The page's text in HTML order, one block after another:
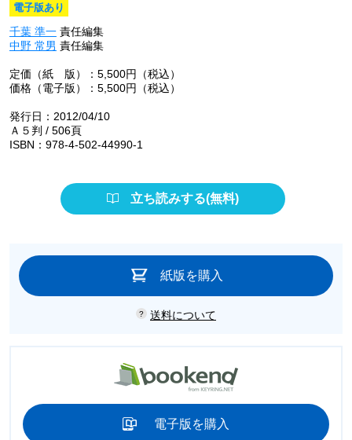
電子版あり
千葉 準一責任編集
中野 常男 責任編集
定価（紙 版）：5,500円（税込）
価格（電子版）：5,500円（税込）
発行日：2012/04/10
Ａ５判 / 506頁
ISBN：978-4-502-44990-1
立ち読みする(無料)
紙版を購入
送料について
電子版を購入